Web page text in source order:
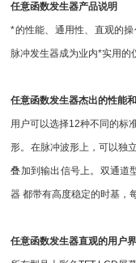
任意函数发生器产品说明
*的性能、通用性、直观的
脉冲发生器成为业内*实用的
任意函数发生器杰出的性能
用户可以选择12种不同的标
形。在脉冲波形上，可以独
叠加到输出信号上。双通道
器 都带有高度稳定的时基，
任意函数发生器直观的用户